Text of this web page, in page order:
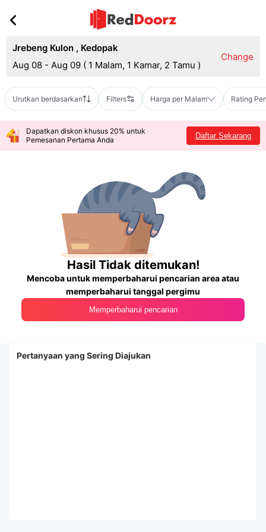
Jrebeng Kulon , Kedopak
Aug 08 - Aug 09 ( 1 Malam, 1 Kamar, 2 Tamu )
Change
Urutkan berdasarkan Filters Harga per Malam Rating
Dapatkan diskon khusus 20% untuk
Pemesanan Pertama Anda
Daftar Sekarang
Hasil Tidak ditemukan!
Mencoba untuk memperbaharui pencarian area atau
memperbaharui tanggal pergimu
Memperbaharui pencarian
Pertanyaan yang Sering Diajukan